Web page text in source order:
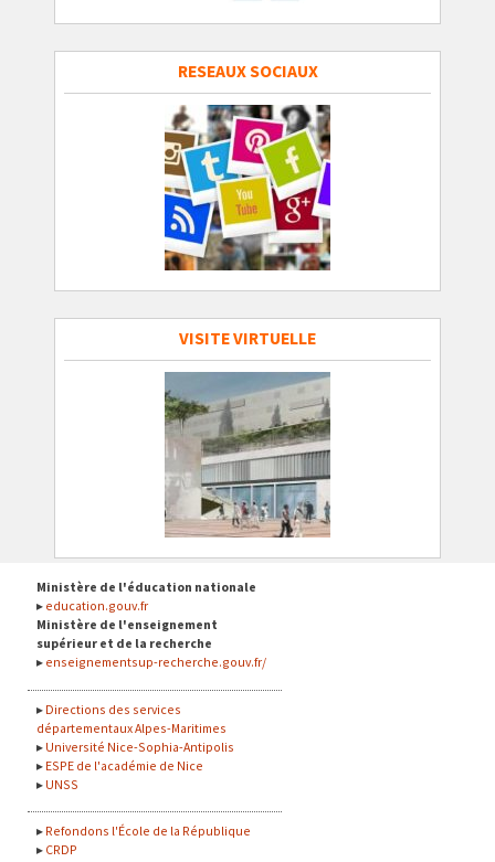
RESEAUX SOCIAUX
VISITE VIRTUELLE
Ministère de l'éducation nationale
education.gouv.fr
Ministère de l'enseignement
supérieur et de la recherche
enseignementsup-recherche.gouv.fr/
Directions des services
départementaux Alpes-Maritimes
Université Nice-Sophia-Antipolis
ESPE de l'académie de Nice
UNSS
Refondons l'École de la République
CRDP